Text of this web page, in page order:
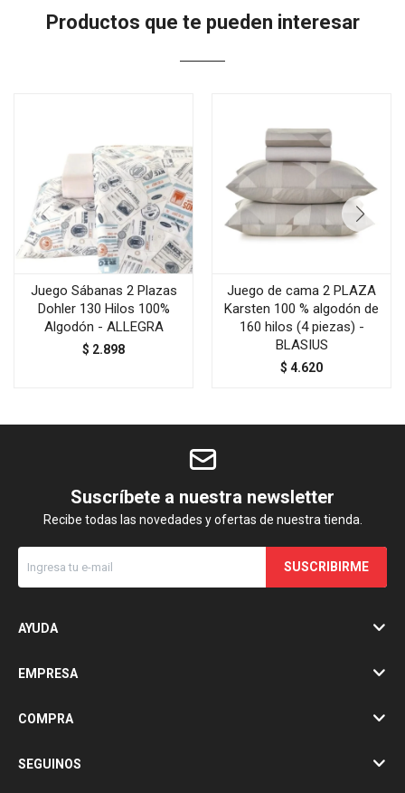
Productos que te pueden interesar
Juego Sábanas 2 Plazas
Dohler 130 Hilos 100%
Algodón - ALLEGRA
$ 2.898
Juego de cama 2 PLAZA
Karsten 100 % algodón de
160 hilos (4 piezas) -
BLASIUS
$ 4.620
Suscríbete a nuestra newsletter
Recibe todas las novedades y ofertas de nuestra tienda.
SUSCRIBIRME
AYUDA
EMPRESA
COMPRA
SEGUINOS